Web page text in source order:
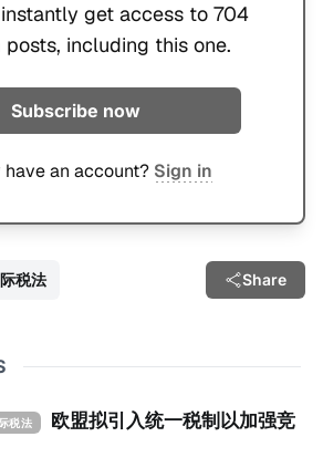
get access to 704
posts, including this one.
Subscribe now
an account? Sign in
税法 Share
税法
欧盟拟引入统一税制以加强竞